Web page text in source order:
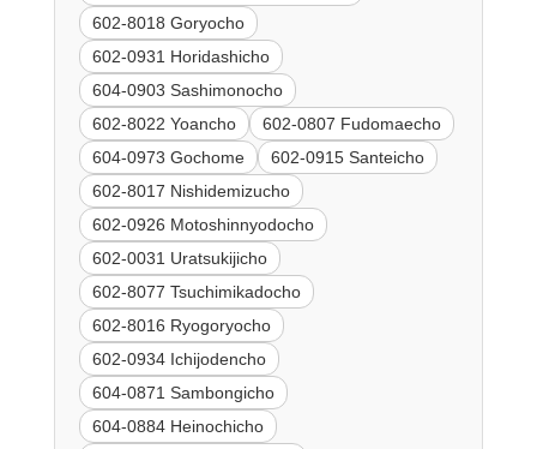
602-8018 Goryocho
602-0931 Horidashicho
604-0903 Sashimonocho
602-8022 Yoancho
602-0807 Fudomaecho
604-0973 Gochome
602-0915 Santeicho
602-8017 Nishidemizucho
602-0926 Motoshinnyodocho
602-0031 Uratsukijicho
602-8077 Tsuchimikadocho
602-8016 Ryogoryocho
602-0934 Ichijodencho
604-0871 Sambongicho
604-0884 Heinochicho